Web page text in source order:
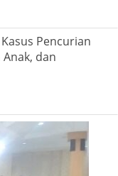
Pencurian
dan